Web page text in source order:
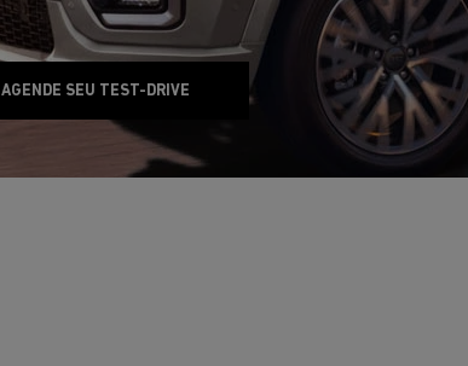
AGENDE SEU TEST-DRIVE